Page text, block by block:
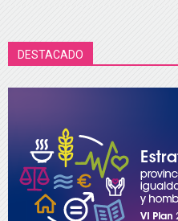
DESTACADO